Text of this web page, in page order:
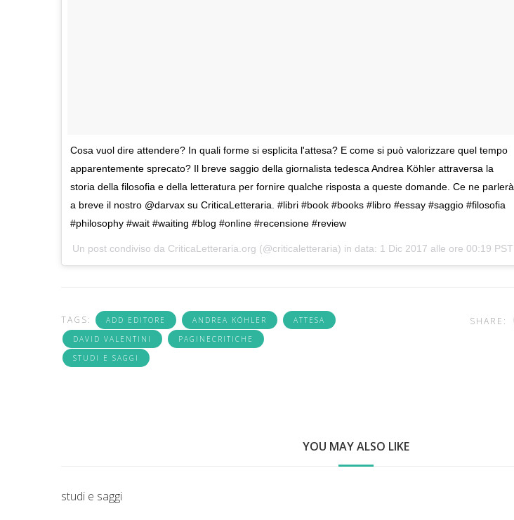
Cosa vuol dire attendere? In quali forme si esplicita l'attesa? E come si può valorizzare quel tempo
apparentemente sprecato? Il breve saggio della giornalista tedesca Andrea Köhler attraversa la
storia della filosofia e della letteratura per fornire qualche risposta a queste domande. Ce ne parlerà
a breve il nostro @darvax su CriticaLetteraria. #libri #book #books #libro #essay #saggio #filosofia
#philosophy #wait #waiting #blog #online #recensione #review
Un post condiviso da CriticaLetteraria.org (@criticaletteraria) in data: 1 Dic 2017 alle ore 00:19 PST
TAGS: ADD EDITORE ANDREA KÖHLER
ATTESA
DAVID VALENTINI
PAGINECRITICHE
STUDI E SAGGI
SHARE:
YOU MAY ALSO LIKE
studi e saggi